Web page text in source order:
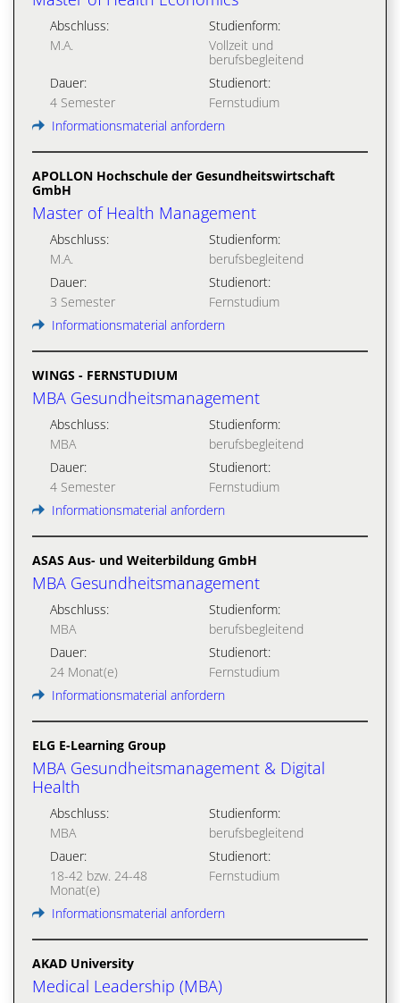
Abschluss:
M.A.
Studienform:
Vollzeit und
berufsbegleitend
Dauer:
4 Semester
Studienort:
Fernstudium
Informationsmaterial anfordern
APOLLON Hochschule der Gesundheitswirtschaft
GmbH
Master of Health Management
Abschluss:
M.A.
Studienform:
berufsbegleitend
Dauer:
3 Semester
Studienort:
Fernstudium
Informationsmaterial anfordern
WINGS - FERNSTUDIUM
MBA Gesundheitsmanagement
Abschluss:
MBA
Studienform:
berufsbegleitend
Dauer:
4 Semester
Studienort:
Fernstudium
Informationsmaterial anfordern
ASAS Aus- und Weiterbildung GmbH
MBA Gesundheitsmanagement
Abschluss:
MBA
Studienform:
berufsbegleitend
Dauer:
24 Monat(e)
Studienort:
Fernstudium
Informationsmaterial anfordern
ELG E-Learning Group
MBA Gesundheitsmanagement & Digital
Health
Abschluss:
MBA
Studienform:
berufsbegleitend
Dauer:
18-42 bzw. 24-48
Monat(e)
Studienort:
Fernstudium
Informationsmaterial anfordern
AKAD University
Medical Leadership (MBA)